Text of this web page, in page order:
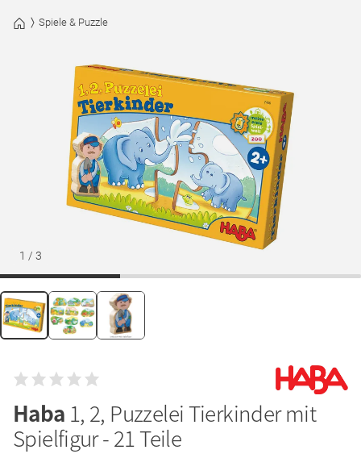
Spiele & Puzzle
1 / 3
Haba 1, 2, Puzzelei Tierkinder mit
Spielfigur - 21 Teile